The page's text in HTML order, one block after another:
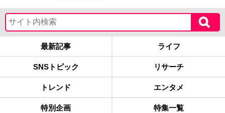
最新記事 ライフ
SNSトピック リサーチ
トレンド エンタメ
特別企画 特集一覧